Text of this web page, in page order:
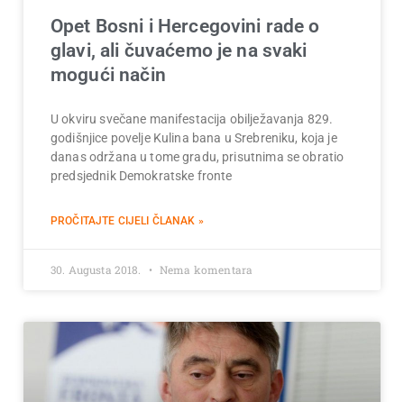
Opet Bosni i Hercegovini rade o
glavi, ali čuvaćemo je na svaki
mogući način
U okviru svečane manifestacija obilježavanja 829.
godišnjice povelje Kulina bana u Srebreniku, koja je
danas održana u tome gradu, prisutnima se obratio
predsjednik Demokratske fronte
PROČITAJTE CIJELI ČLANAK »
30. Augusta 2018. Nema komentara